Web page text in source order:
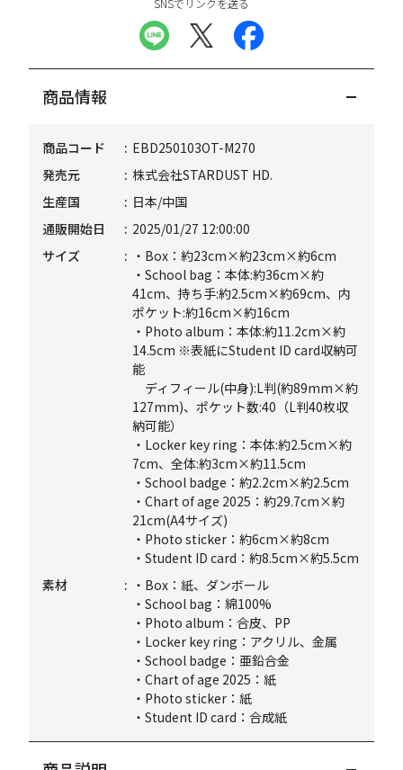
SNSでリンクを送る
商品情報
商品コード
EBD250103OT-M270
発売元
株式会社STARDUST HD.
生産国
日本/中国
通販開始日
2025/01/27 12:00:00
サイズ
・Box：約23cm×約23cm×約6cm
・School bag：本体:約36cm×約
41cm、持ち手:約2.5cm×約69cm、内
ポケット:約16cm×約16cm
・Photo album：本体:約11.2cm×約
14.5cm ※表紙にStudent ID card収納可
能
ディフィール(中身):L判(約89mm×約
127mm)、ポケット数:40（L判40枚収
納可能）
・Locker key ring：本体:約2.5cm×約
7cm、全体:約3cm×約11.5cm
・School badge：約2.2cm×約2.5cm
・Chart of age 2025：約29.7cm×約
21cm(A4サイズ)
・Photo sticker：約6cm×約8cm
・Student ID card：約8.5cm×約5.5cm
素材
・Box：紙、ダンボール
・School bag：綿100%
・Photo album：合皮、PP
・Locker key ring：アクリル、金属
・School badge：亜鉛合金
・Chart of age 2025：紙
・Photo sticker：紙
・Student ID card：合成紙